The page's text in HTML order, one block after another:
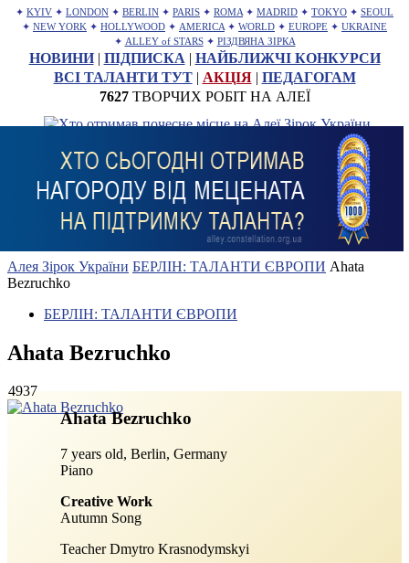
✦ KYIV ✦ LONDON ✦ BERLIN ✦ PARIS ✦ ROMA ✦ MADRID ✦ TOKYO ✦ SEOUL
✦ NEW YORK ✦ HOLLYWOOD ✦ AMERICA ✦ WORLD ✦ EUROPE ✦ UKRAINE
✦ ALLEY of STARS ✦ РІЗДВЯНА ЗІРКА
НОВИНИ| ПІДПИСКА | НАЙБЛИЖЧІ КОНКУРСИ
ВСІ ТАЛАНТИ ТУТ| АКЦІЯ| ПЕДАГОГАМ
7627ТВОРЧИХ РОБІТ НА АЛЕЇ
Алея Зірок України БЕРЛІН: ТАЛАНТИ ЄВРОПИ Ahata
Bezruchko
БЕРЛІН: ТАЛАНТИ ЄВРОПИ
Ahata Bezruchko
4937
Ahata Bezruchko
7 years old, Berlin, Germany
Piano
Creative Work
Autumn Song
Teacher Dmytro Krasnodymskyi